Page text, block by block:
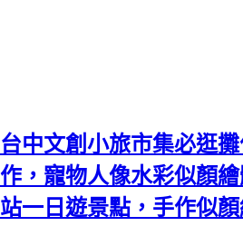
台中文創小旅市集必逛
作，寵物人像水彩似顏
站一日遊景點，手作似顏